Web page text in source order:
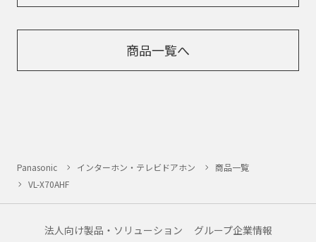
商品一覧へ
Panasonic インターホン・テレビドアホン
商品一覧
VL-X70AHF
法人向け製品・ソリューション グループ企業情報